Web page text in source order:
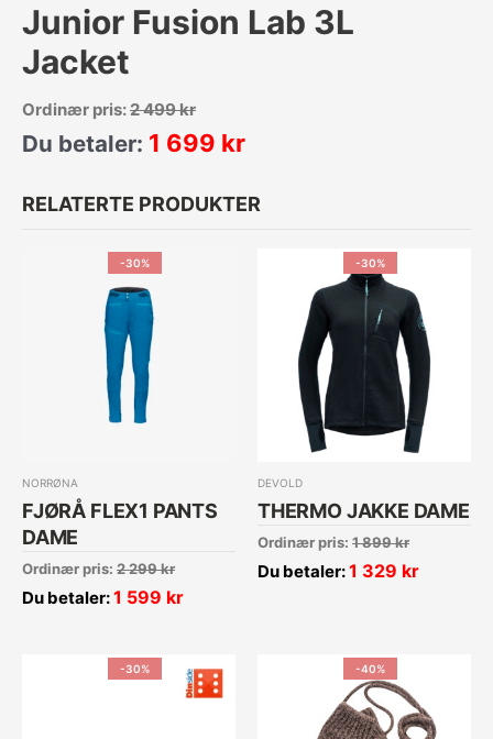
Junior Fusion Lab 3L
Jacket
Ordinær pris:2 499kr
Du betaler: 1 699 kr
RELATERTE PRODUKTER
-30%
NORRØNA
FJØRÅ FLEX1 PANTS
DAME
Ordinær pris: 2 299kr
Du betaler:1 599 kr
-30%
DEVOLD
THERMO JAKKE DAME
Ordinær pris: 1 899kr
Du betaler:1 329 kr
-30% -40%